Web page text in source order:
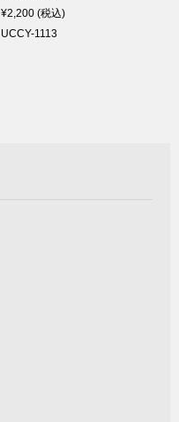
¥2,200 (税込)
UCCY-1113